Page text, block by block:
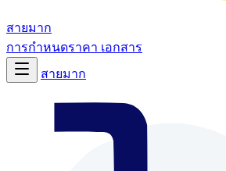
สายมาก
การกำหนดราคา เอกสาร
สายมาก